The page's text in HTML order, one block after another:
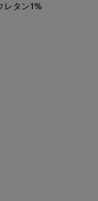
レタン1%